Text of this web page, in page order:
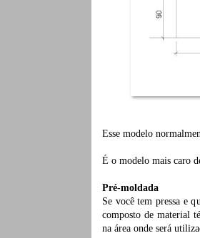
Esse modelo
É o modelo mais caro
Pré-moldada
Se você tem pressa e
composto de material
na área onde será